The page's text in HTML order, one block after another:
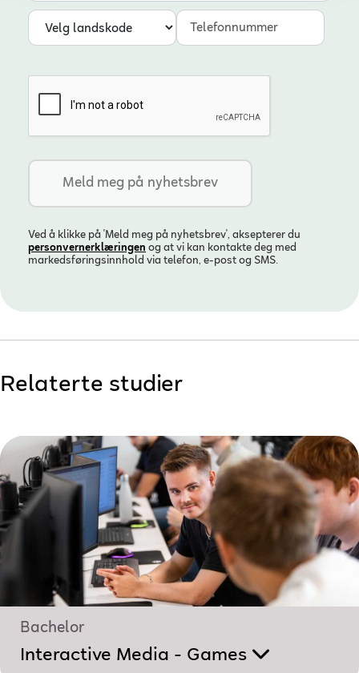
Landskode
Telefonnummer
Ved å klikke på 'Meld meg på nyhetsbrev', aksepterer du
personvern­erklæringen og at vi kan kontakte deg med
markedsføringsinnhold via telefon, e-post og SMS.
Relaterte studier
Bachelor
Interactive Media - Games